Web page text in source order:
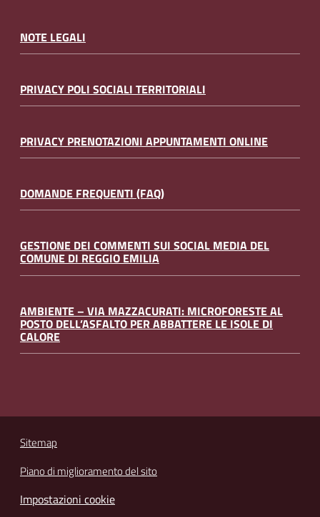
NOTE LEGALI
PRIVACY POLI SOCIALI TERRITORIALI
PRIVACY PRENOTAZIONI APPUNTAMENTI ONLINE
DOMANDE FREQUENTI (FAQ)
GESTIONE DEI COMMENTI SUI SOCIAL MEDIA DEL
COMUNE DI REGGIO EMILIA
AMBIENTE – VIA MAZZACURATI: MICROFORESTE AL
POSTO DELL’ASFALTO PER ABBATTERE LE ISOLE DI
CALORE
Sitemap
Piano di miglioramento del sito
Impostazioni cookie